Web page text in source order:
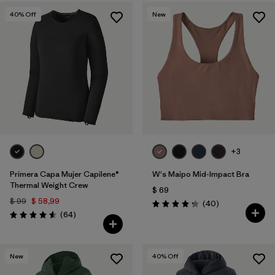
40% Off
Primera Capa Mujer Capilene®
Thermal Weight Crew
$ 99 $ 58,99
Valoración: 4.6 / 5
(64Comentarios
)
New
+3
W's Maipo Mid-Impact Bra
$ 69
Valoración: 4.3 / 5
(40Comentarios
)
New 40% Off